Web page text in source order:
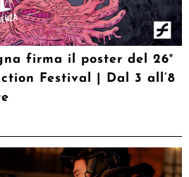
firma il poster del 26°
Festival | Dal 3 all’8